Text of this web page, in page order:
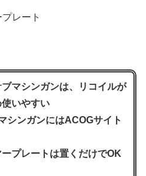
レート
マシンガンは、リコイルが
いやすい
シンガンにはACOGサイト
プレートは置くだけでOK